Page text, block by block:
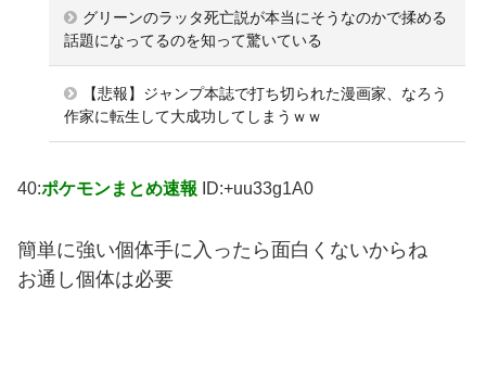
グリーンのラッタ死亡説が本当にそうなのかで揉める
話題になってるのを知って驚いている
【悲報】ジャンプ本誌で打ち切られた漫画家、なろう
作家に転生して大成功してしまうｗｗ
40:ポケモンまとめ速報 ID:+uu33g1A0
簡単に強い個体手に入ったら面白くないからね
お通し個体は必要